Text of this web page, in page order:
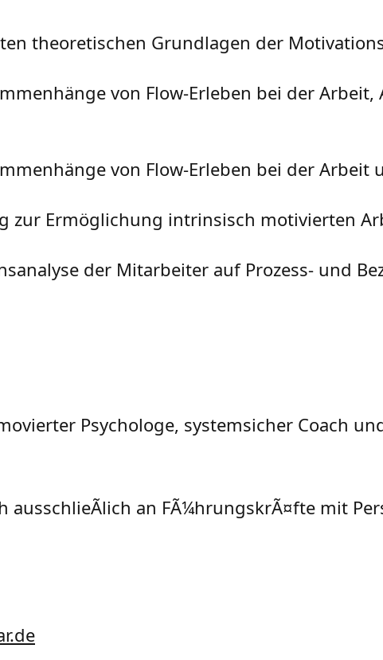
theoretischen Grundlagen der
von Flow-Erleben bei der
von Flow-Erleben bei der Arbeit
zur Ermöglichung intrinsisch motivierten
der Mitarbeiter auf Prozess- und
Psychologe, systemsicher Coach
ausschlieÃlich an FÃ¼hrungskrÃ¤fte mit
.de